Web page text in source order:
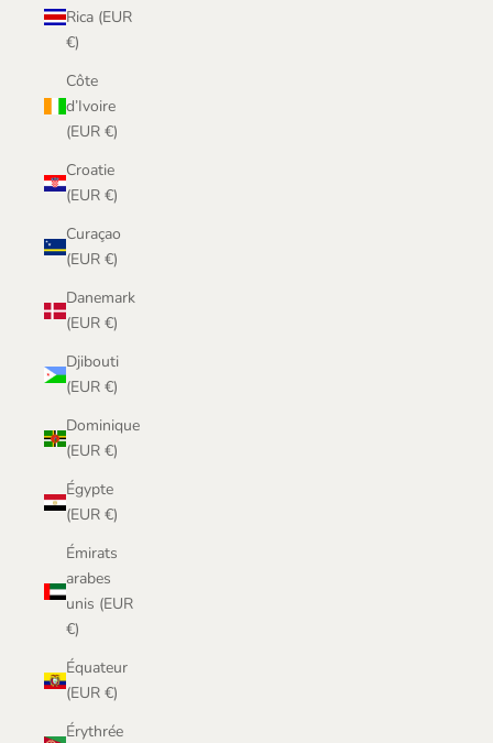
Rica (EUR
€)
Côte
d’Ivoire
(EUR €)
Croatie
(EUR €)
Curaçao
(EUR €)
Danemark
(EUR €)
Djibouti
(EUR €)
Dominique
(EUR €)
Égypte
(EUR €)
Émirats
arabes
unis (EUR
€)
Équateur
(EUR €)
Érythrée